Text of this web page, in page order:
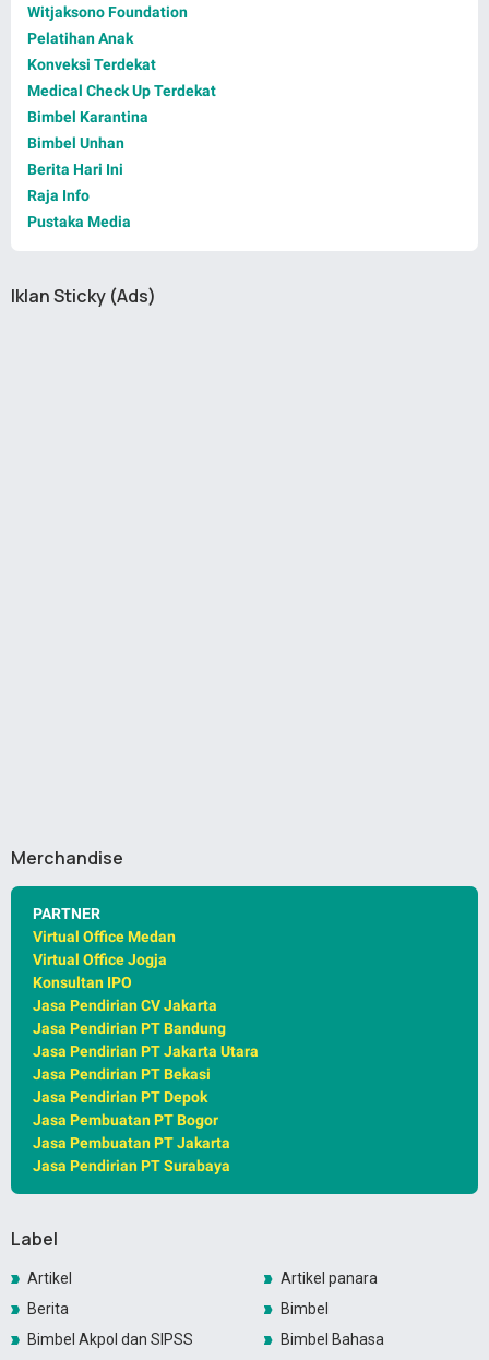
Witjaksono Foundation
Pelatihan Anak
Konveksi Terdekat
Medical Check Up Terdekat
Bimbel Karantina
Bimbel Unhan
Berita Hari Ini
Raja Info
Pustaka Media
Iklan Sticky (Ads)
Merchandise
PARTNER
Virtual Office Medan
Virtual Office Jogja
Konsultan IPO
Jasa Pendirian CV Jakarta
Jasa Pendirian PT Bandung
Jasa Pendirian PT Jakarta Utara
Jasa Pendirian PT Bekasi
Jasa Pendirian PT Depok
Jasa Pembuatan PT Bogor
Jasa Pembuatan PT Jakarta
Jasa Pendirian PT Surabaya
Label
Artikel
Artikel panara
Berita
Bimbel
Bimbel Akpol dan SIPSS
Bimbel Bahasa